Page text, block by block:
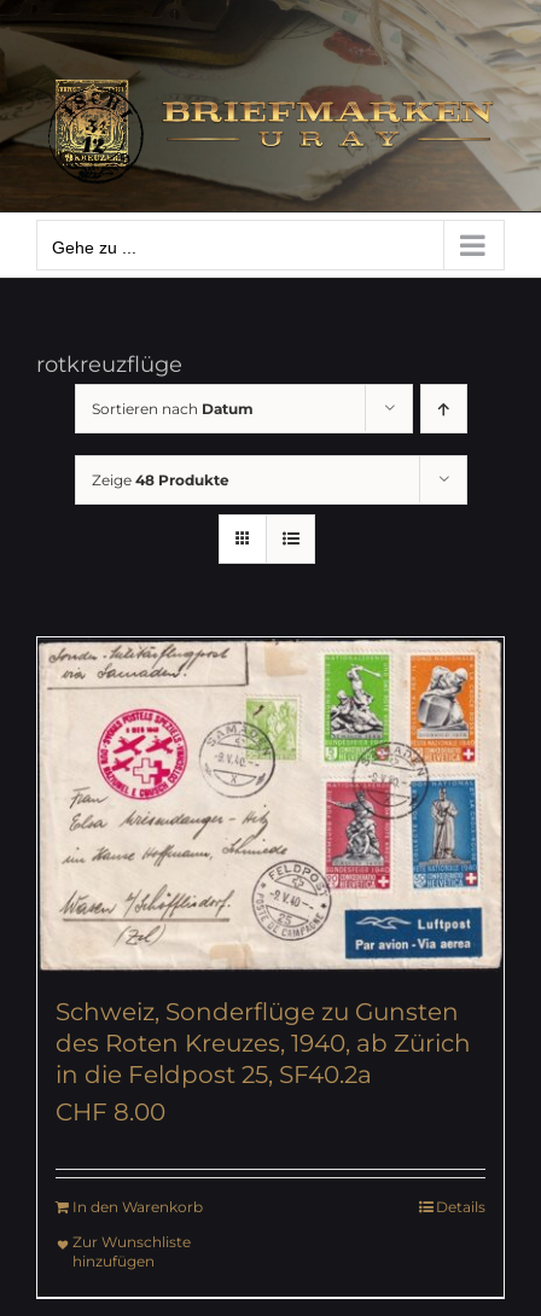
Zum
Inhalt
springen
Gehe zu ...
Gehe zu ...
rotkreuzflüge
Sortieren nach Datum
Zeige 48 Produkte
Schweiz, Sonderflüge zu Gunsten
des Roten Kreuzes, 1940, ab Zürich
in die Feldpost 25, SF40.2a
CHF 8.00
In den Warenkorb
Details
Zur Wunschliste
hinzufügen